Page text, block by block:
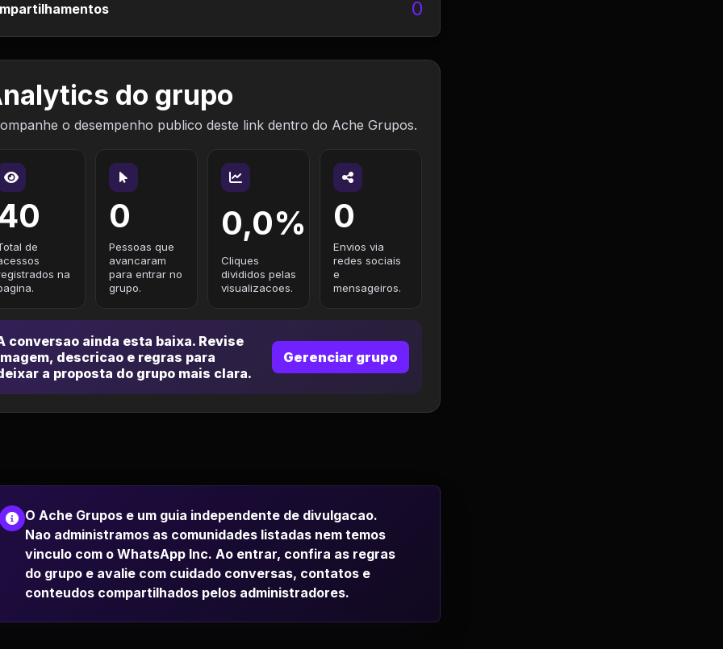
0
do grupo
o desempenho publico deste link dentro do Ache Grupos.
de
na
0
Pessoas que
avancaram
para entrar no
grupo.
0,0%
Cliques
divididos pelas
visualizacoes.
0
Envios via
redes sociais
e
mensageiros.
conversao ainda esta baixa. Revise
descricao e regras para
a proposta do grupo mais clara.
Gerenciar grupo
O Ache Grupos e um guia independente de divulgacao.
Nao administramos as comunidades listadas nem temos
vinculo com o WhatsApp Inc. Ao entrar, confira as regras
do grupo e avalie com cuidado conversas, contatos e
conteudos compartilhados pelos administradores.